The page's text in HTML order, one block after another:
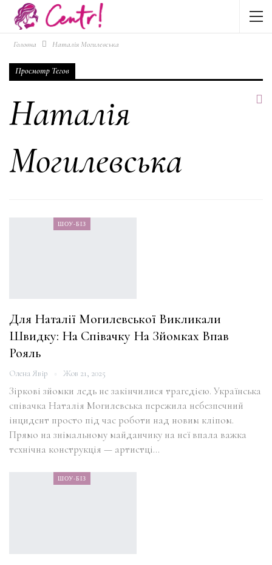
Головна Наталія Могилевська
Просмотр Тегов
Наталія
Могилевська
ШОУ-БІЗ
Для Наталії Могилевської Викликали
Швидку: На Співачку На Зйомках Впав
Рояль
Олена Явір Жов 21, 2025
Зіркові зйомки ледь не закінчилися трагедією. Українська
співачка Наталія Могилевська пережила небезпечний
інцидент просто під час роботи над новим кліпом.
Прямо на знімальному майданчику на неї впала важка
технічна конструкція — артистці…
ШОУ-БІЗ